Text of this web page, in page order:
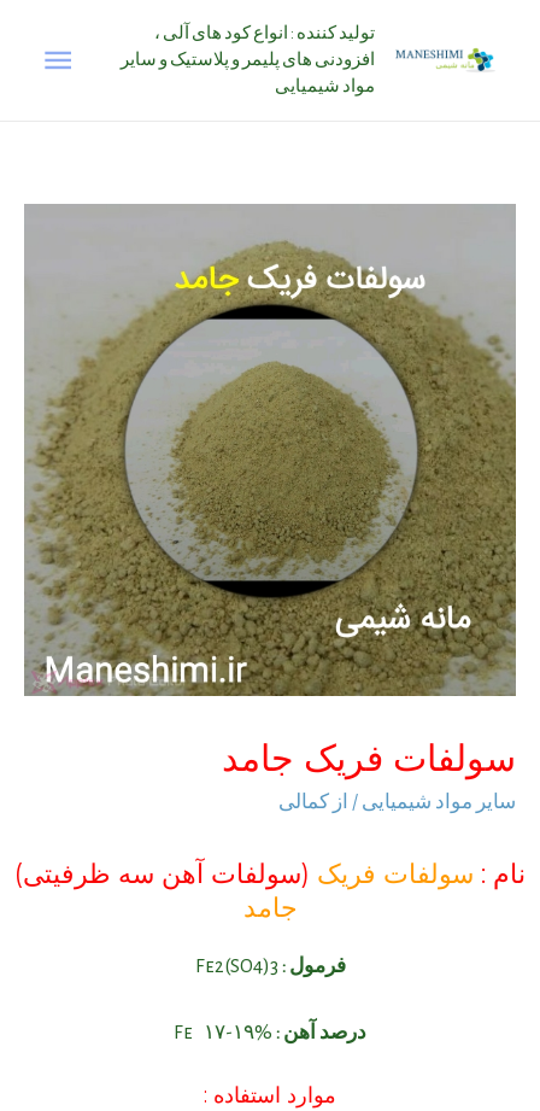
تولید کننده : انواع کود های آلی ،
افزودنی های پلیمر و پلاستیک و سایر
مواد شیمیایی
سولفات فریک جامد
سایر مواد شیمیایی / از کمالی
نام : سولفات فریک (سولفات آهن سه ظرفیتی)
جامد
فرمول :
درصد آهن :
موارد استفاده :